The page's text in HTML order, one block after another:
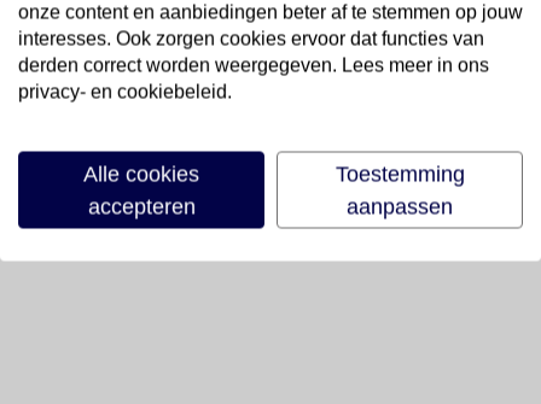
onze content en aanbiedingen beter af te stemmen op jouw
interesses. Ook zorgen cookies ervoor dat functies van
derden correct worden weergegeven. Lees meer in ons
privacy- en cookiebeleid.
Alle cookies
accepteren
Toestemming
aanpassen